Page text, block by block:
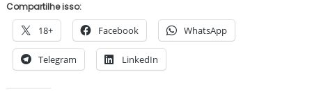
Compartilhe isso:
18+ Facebook WhatsApp
Telegram LinkedIn